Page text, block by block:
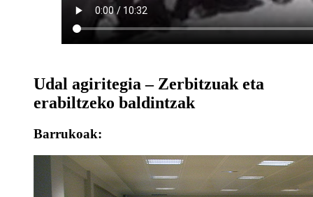
Udal agiritegia – Zerbitzuak eta
erabiltzeko baldintzak
Barrukoak: